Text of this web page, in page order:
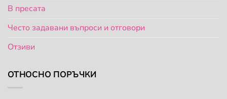
В пресата
Често задавани въпроси и отговори
Отзиви
ОТНОСНО ПОРЪЧКИ